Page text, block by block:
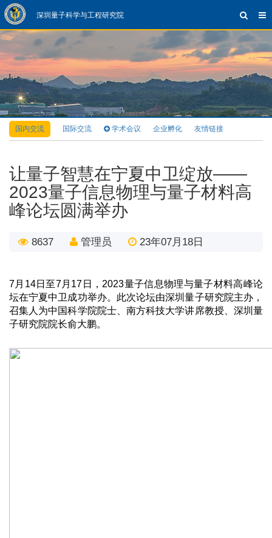
深圳量子科学与工程研究院
国内交流 国际交流 学术会议 企业孵化 友情链接
让量子智慧在宁夏中卫绽放——
2023量子信息物理与量子材料高
峰论坛圆满举办
8637 管理员 23年07月18日
7月14日至7月17日，2023量子信息物理与量子材料高峰论
坛在宁夏中卫成功举办。此次论坛由深圳量子研究院主办，
召集人为中国科学院院士、南方科技大学讲席教授、深圳量
子研究院院长俞大鹏。